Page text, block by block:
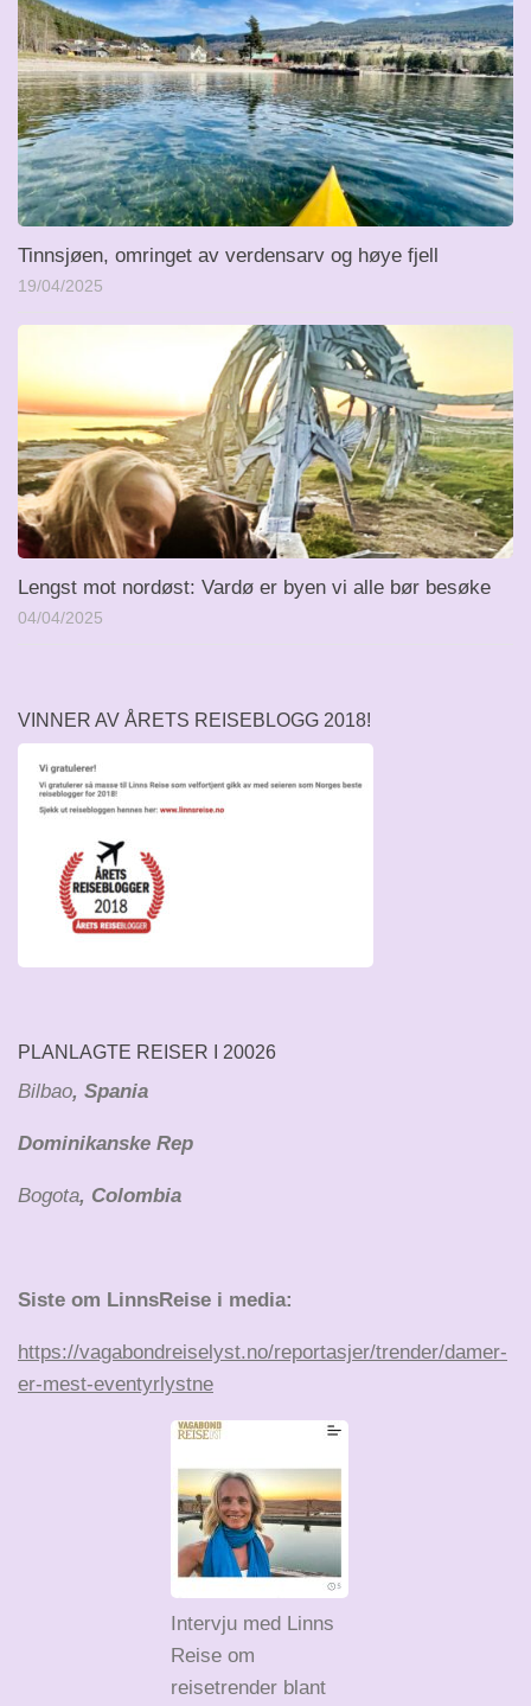
Tinnsjøen, omringet av verdensarv og høye fjell
19/04/2025
Lengst mot nordøst: Vardø er byen vi alle bør besøke
04/04/2025
VINNER AV ÅRETS REISEBLOGG 2018!
PLANLAGTE REISER I 20026
Bilbao, Spania
Dominikanske Rep
Bogota, Colombia
Siste om LinnsReise i media:
https://vagabondreiselyst.no/reportasjer/trender/damer-
er-mest-eventyrlystne
Intervju med Linns
Reise om
reisetrender blant